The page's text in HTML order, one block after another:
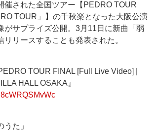
された全国ツアー【PEDRO TOUR
TOUR」】の千秋楽となった大阪公演
がサプライズ公開。3月11日に新曲「弱
リリースすることも発表された。
TOUR FINAL [Full Live Video] |
HALL OSAKA』
た」